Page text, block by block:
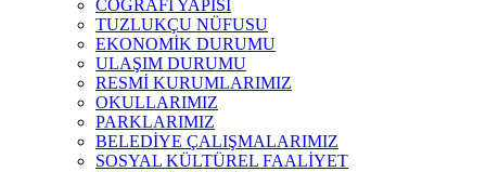
COĞRAFİ YAPISI
TUZLUKÇU NÜFUSU
EKONOMİK DURUMU
ULAŞIM DURUMU
RESMİ KURUMLARIMIZ
OKULLARIMIZ
PARKLARIMIZ
BELEDİYE ÇALIŞMALARIMIZ
SOSYAL KÜLTÜREL FAALİYET